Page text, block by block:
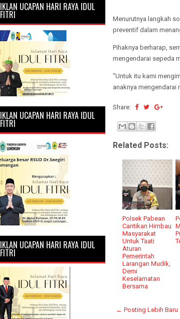
Menurutnya langkah
preventif dalam
Pihaknya berharap,
mengendarai sepeda
"Untuk itu kami
anaknya mengendarai
Share:
Related Posts:
Polsek Pabean
Cantikan Himbau
Masyarakat
Untuk Taati
Aturan
Pemerintah
Larangan Mudik,
Demi
Keselamatan
Bersama
← Posting Lebih Baru
IKLAN UCAPAN HARI RAYA IDUL
FITRI
IKLAN UCAPAN HARI RAYA IDUL
FITRI
IKLAN UCAPAN HARI RAYA IDUL
FITRI